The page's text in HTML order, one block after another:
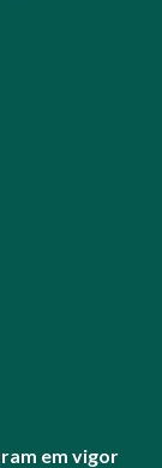
em vigor